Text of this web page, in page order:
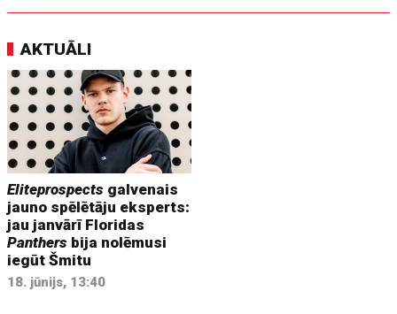
AKTUĀLI
Eliteprospects galvenais
jauno spēlētāju eksperts:
jau janvārī Floridas
Panthers bija nolēmusi
iegūt Šmitu
18. jūnijs, 13:40